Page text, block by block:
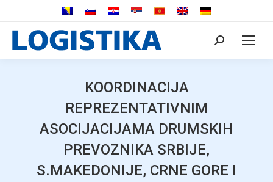
Search:
KOORDINACIJA
REPREZENTATIVNIM
ASOCIJACIJAMA DRUMSKIH
PREVOZNIKA SRBIJE,
S.MAKEDONIJE, CRNE GORE I